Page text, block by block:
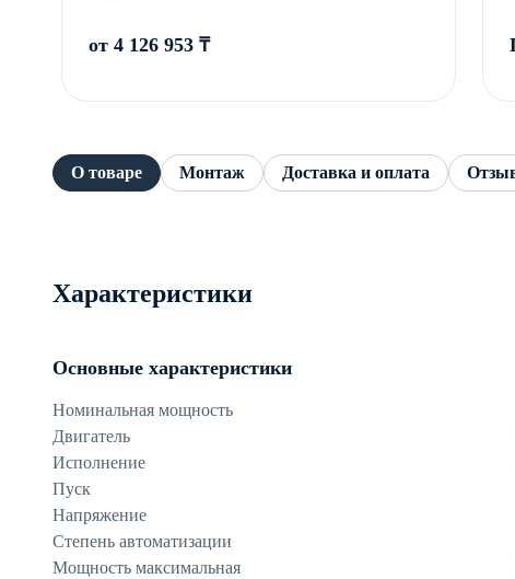
от 4 126 953 ₸
О товаре Монтаж Доставка и оплата
Характеристики
Основные характеристики
Номинальная мощность
Двигатель
Исполнение
Пуск
Напряжение
Степень автоматизации
Мощность максимальная